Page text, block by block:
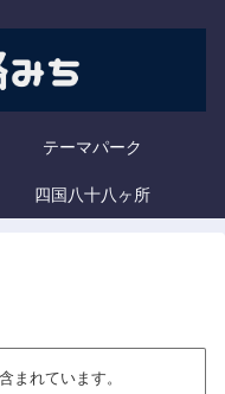
テーマパーク
四国八十八ヶ所
まれています。